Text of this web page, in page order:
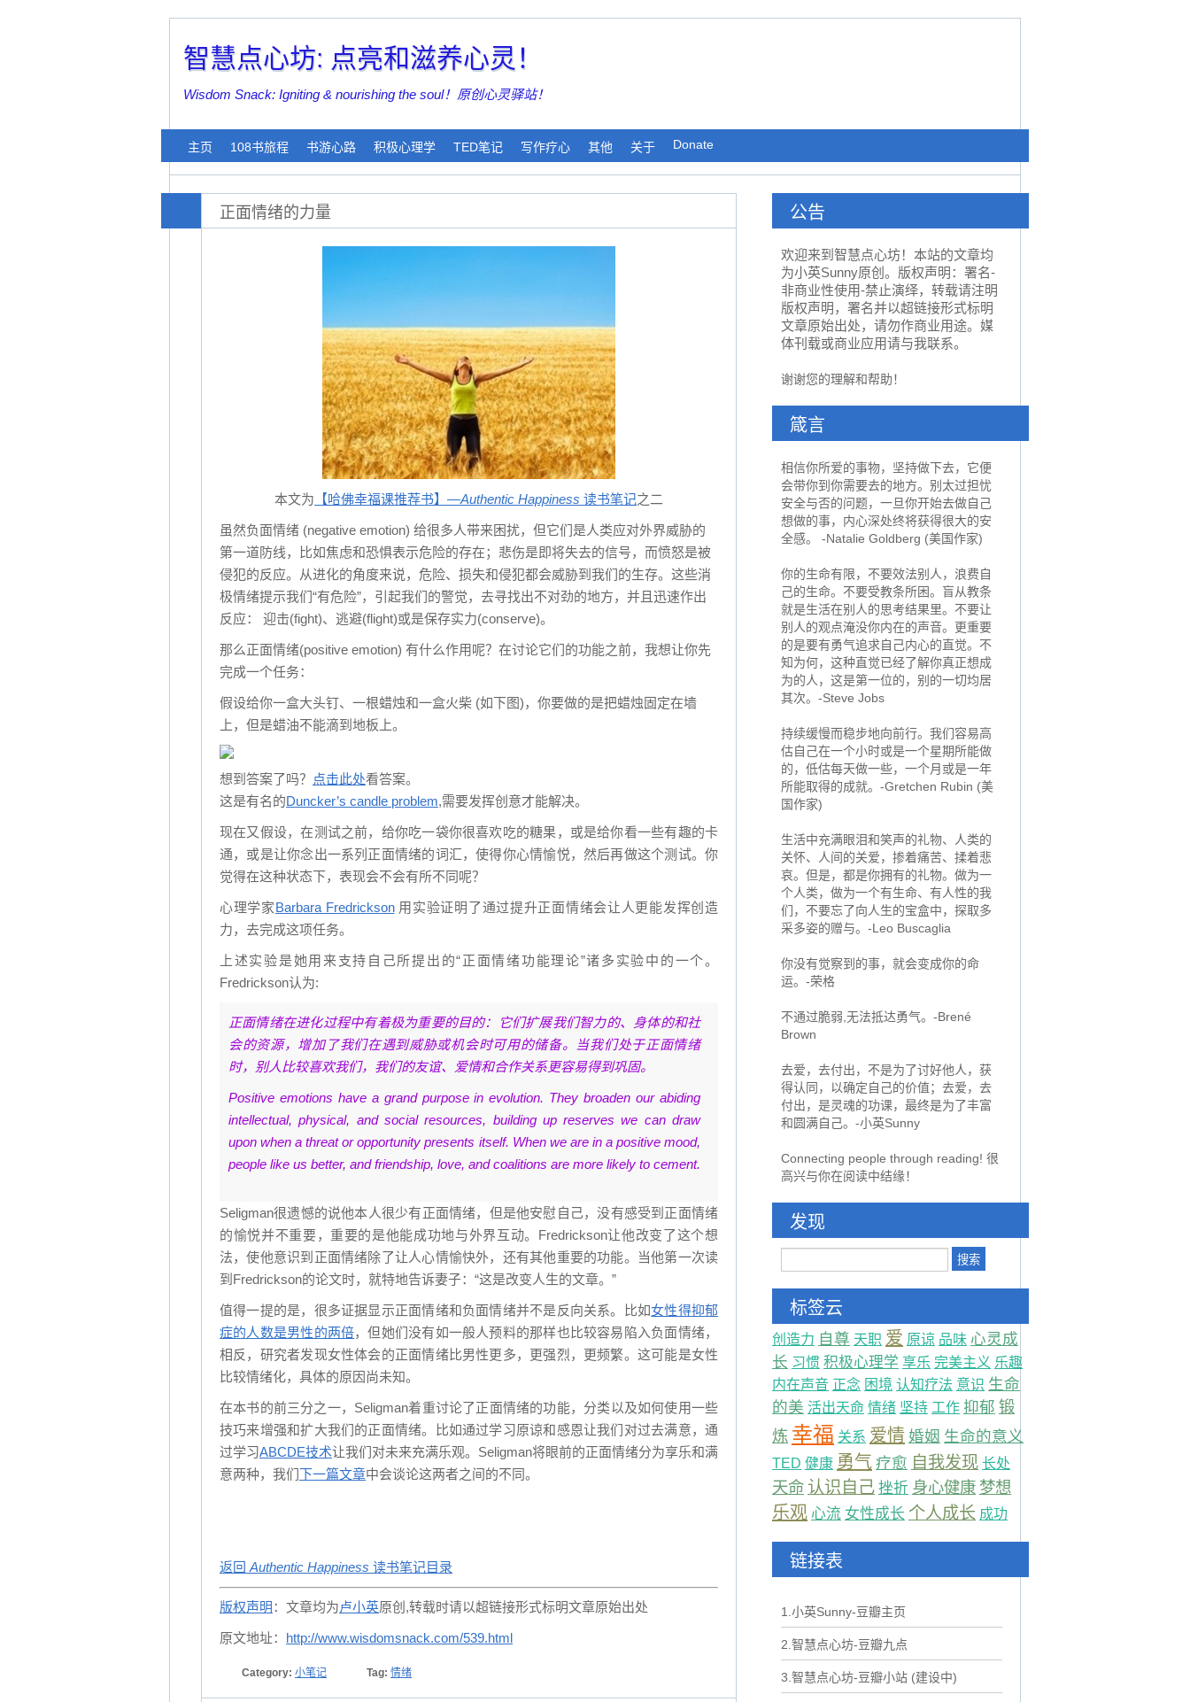
智慧点心坊: 点亮和滋养心灵！
Wisdom Snack: Igniting & nourishing the soul！原创心灵驿站！
主页 108书旅程 书游心路 积极心理学 TED笔记 写作疗心 其他 关于 Donate
正面情绪的力量
本文为 【哈佛幸福课推荐书】—Authentic Happiness 读书笔记之二
虽然负面情绪 (negative emotion) 给很多人带来困扰，但它们是人类应对外界威胁的
第一道防线，比如焦虑和恐惧表示危险的存在；悲伤是即将失去的信号，而愤怒是被
侵犯的反应。从进化的角度来说，危险、损失和侵犯都会威胁到我们的生存。这些消
极情绪提示我们“有危险”，引起我们的警觉，去寻找出不对劲的地方，并且迅速作出
反应： 迎击(fight)、逃避(flight)或是保存实力(conserve)。
那么正面情绪(positive emotion) 有什么作用呢？在讨论它们的功能之前，我想让你先
完成一个任务：
假设给你一盒大头钉、一根蜡烛和一盒火柴 (如下图)，你要做的是把蜡烛固定在墙
上，但是蜡油不能滴到地板上。
想到答案了吗？ 点击此处看答案。
这是有名的Duncker’s candle problem,需要发挥创意才能解决。
现在又假设，在测试之前，给你吃一袋你很喜欢吃的糖果，或是给你看一些有趣的卡
通，或是让你念出一系列正面情绪的词汇，使得你心情愉悦，然后再做这个测试。你
觉得在这种状态下，表现会不会有所不同呢？
心理学家Barbara Fredrickson用实验证明了通过提升正面情绪会让人更能发挥创造
力，去完成这项任务。
上述实验是她用来支持自己所提出的“正面情绪功能理论”诸多实验中的一个。
Fredrickson认为:
正面情绪在进化过程中有着极为重要的目的：它们扩展我们智力的、身体的和社
会的资源，增加了我们在遇到威胁或机会时可用的储备。当我们处于正面情绪
时，别人比较喜欢我们，我们的友谊、爱情和合作关系更容易得到巩固。
Positive emotions have a grand purpose in evolution. They broaden our abiding
intellectual, physical, and social resources, building up reserves we can draw
upon when a threat or opportunity presents itself. When we are in a positive mood,
people like us better, and friendship, love, and coalitions are more likely to cement.
Seligman很遗憾的说他本人很少有正面情绪，但是他安慰自己，没有感受到正面情绪
的愉悦并不重要，重要的是他能成功地与外界互动。Fredrickson让他改变了这个想
法，使他意识到正面情绪除了让人心情愉快外，还有其他重要的功能。当他第一次读
到Fredrickson的论文时，就特地告诉妻子：“这是改变人生的文章。”
值得一提的是，很多证据显示正面情绪和负面情绪并不是反向关系。比如女性得抑郁
症的人数是男性的两倍，但她们没有如一般人预料的那样也比较容易陷入负面情绪，
相反，研究者发现女性体会的正面情绪比男性更多，更强烈，更频繁。这可能是女性
比较情绪化，具体的原因尚未知。
在本书的前三分之一，Seligman着重讨论了正面情绪的功能，分类以及如何使用一些
技巧来增强和扩大我们的正面情绪。比如通过学习原谅和感恩让我们对过去满意，通
过学习ABCDE技术让我们对未来充满乐观。Seligman将眼前的正面情绪分为享乐和满
意两种，我们下一篇文章中会谈论这两者之间的不同。
返回 Authentic Happiness 读书笔记目录
版权声明 ：文章均为卢小英原创,转载时请以超链接形式标明文章原始出处
原文地址： http://www.wisdomsnack.com/539.html
Category: 小笔记 Tag: 情绪
公告
欢迎来到智慧点心坊！本站的文章均
为小英Sunny原创。版权声明：署名-
非商业性使用-禁止演绎，转载请注明
版权声明，署名并以超链接形式标明
文章原始出处，请勿作商业用途。媒
体刊载或商业应用请与我联系。
谢谢您的理解和帮助！
箴言
相信你所爱的事物，坚持做下去，它便
会带你到你需要去的地方。别太过担忧
安全与否的问题，一旦你开始去做自己
想做的事，内心深处终将获得很大的安
全感。 -Natalie Goldberg (美国作家)
你的生命有限，不要效法别人，浪费自
己的生命。不要受教条所困。盲从教条
就是生活在别人的思考结果里。不要让
别人的观点淹没你内在的声音。更重要
的是要有勇气追求自己内心的直觉。不
知为何，这种直觉已经了解你真正想成
为的人，这是第一位的，别的一切均居
其次。-Steve Jobs
持续缓慢而稳步地向前行。我们容易高
估自己在一个小时或是一个星期所能做
的，低估每天做一些，一个月或是一年
所能取得的成就。-Gretchen Rubin (美
国作家)
生活中充满眼泪和笑声的礼物、人类的
关怀、人间的关爱，掺着痛苦、揉着悲
哀。但是，都是你拥有的礼物。做为一
个人类，做为一个有生命、有人性的我
们，不要忘了向人生的宝盒中，探取多
采多姿的赠与。-Leo Buscaglia
你没有觉察到的事，就会变成你的命
运。-荣格
不通过脆弱,无法抵达勇气。-Brené
Brown
去爱，去付出，不是为了讨好他人，获
得认同，以确定自己的价值；去爱，去
付出，是灵魂的功课，最终是为了丰富
和圆满自己。-小英Sunny
Connecting people through reading! 很
高兴与你在阅读中结缘！
发现
标签云
创造力 自尊 天职 爱 原谅 品味 心灵成
长 习惯 积极心理学 享乐 完美主义 乐趣
内在声音 正念 困境 认知疗法 意识 生命
的美 活出天命 情绪 坚持 工作 抑郁 锻
炼 幸福 关系 爱情 婚姻 生命的意义
TED 健康 勇气 疗愈 自我发现 长处
天命 认识自己 挫折 身心健康 梦想
乐观 心流 女性成长 个人成长 成功
链接表
1.小英Sunny-豆瓣主页
2.智慧点心坊-豆瓣九点
3.智慧点心坊-豆瓣小站 (建设中)